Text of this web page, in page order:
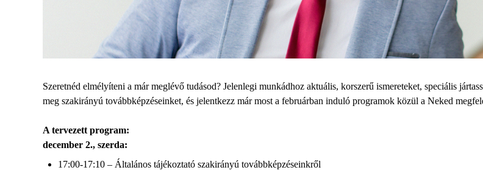
Szeretnéd elmélyíteni a már meglévő tudásod? Jelenlegi munkádhoz aktuális, korszerű ismereteket, speciális
meg szakirányú továbbképzéseinket, és jelentkezz már most a februárban induló programok közül a Neked
A tervezett program:
december 2., szerda:
17:00-17:10 – Általános tájékoztató szakirányú továbbképzéseinkről